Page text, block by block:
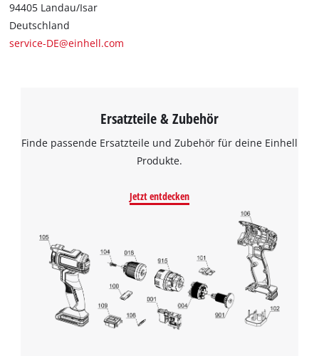
94405 Landau/Isar
Deutschland
service-DE@einhell.com
Ersatzteile & Zubehör
Finde passende Ersatzteile und Zubehör für deine Einhell
Produkte.
Jetzt entdecken